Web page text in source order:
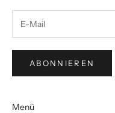
ABONNIEREN
Menü